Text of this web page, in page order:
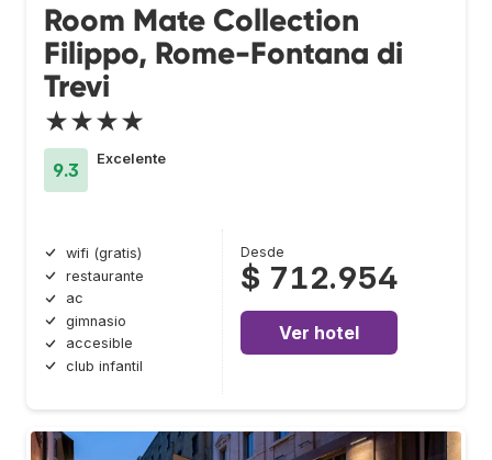
Room Mate Collection
Filippo, Rome-Fontana di
Trevi
★★★★
9.3
Excelente
wifi (gratis)
restaurante
ac
gimnasio
accesible
club infantil
Desde
$ 712.954
Ver hotel